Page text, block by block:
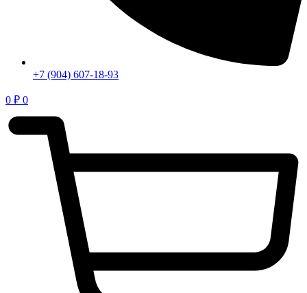
+7 (904) 607-18-93
0 ₽ 0